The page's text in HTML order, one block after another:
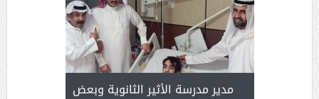
( محمد
مدير مدرسة الأثير الثانوية وبعض
) .. ميراث